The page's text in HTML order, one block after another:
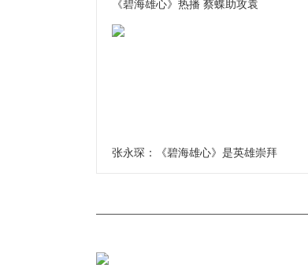
《碧海雄心》热播 蔡蝶助攻袁
张永琛：《碧海雄心》是英雄崇拜